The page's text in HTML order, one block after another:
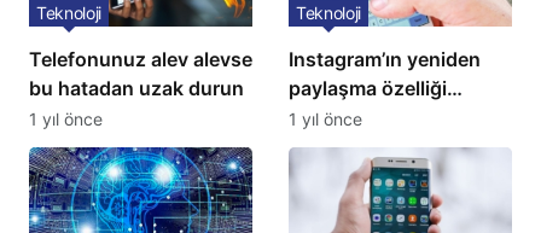
Telefonunuz alev alevse
bu hatadan uzak durun
Teknoloji
1 yıl önce
Instagram’ın yeniden
paylaşma özelliği
kullanıma açıldı
Teknoloji
1 yıl önce